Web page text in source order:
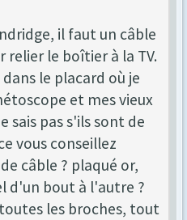
il faut un câble
le boîtier à la TV.
le placard où je
et mes vieux
sais pas s'ils sont de
vous conseillez
câble ? plaqué or,
d'un bout à l'autre ?
les broches, tout